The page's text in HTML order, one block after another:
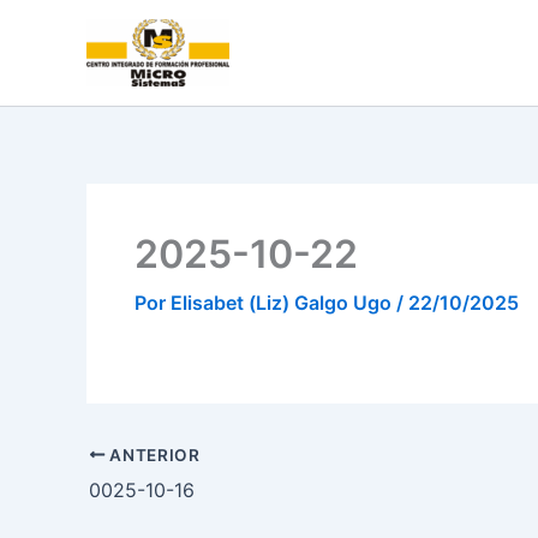
2025-10-22
Por Elisabet (Liz) Galgo Ugo / 22/10/2025
ANTERIOR
0025-10-16